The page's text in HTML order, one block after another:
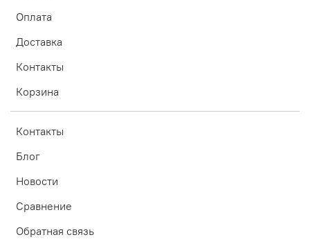
Оплата
Доставка
Контакты
Корзина
Контакты
Блог
Новости
Сравнение
Обратная связь